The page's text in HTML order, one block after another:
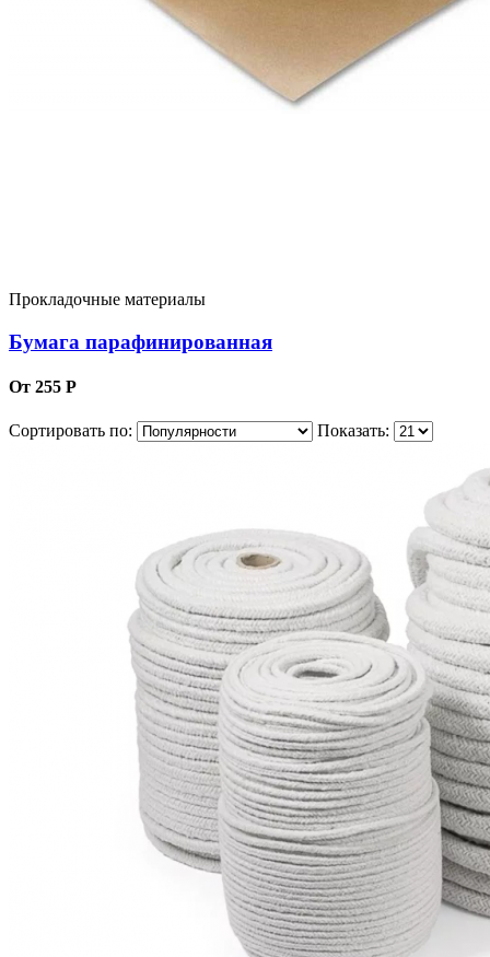
Прокладочные материалы
Бумага парафинированная
От 255 Р
Сортировать по: Показать: